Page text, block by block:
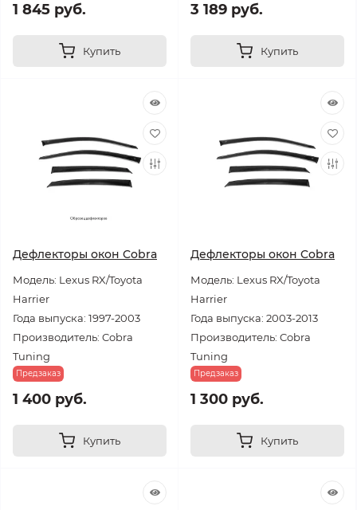
1 845 руб.
Купить
3 189 руб.
Купить
Дефлекторы окон Cobra
Модель: Lexus RX/Toyota
Harrier
Года выпуска: 1997-2003
Производитель: Cobra
Tuning
Предзаказ
1 400 руб.
Купить
Дефлекторы окон Cobra
Модель: Lexus RX/Toyota
Harrier
Года выпуска: 2003-2013
Производитель: Cobra
Tuning
Предзаказ
1 300 руб.
Купить